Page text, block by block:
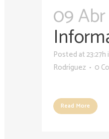
09 Abr
Posted at 23:27h
Rodríguez
0
Read More